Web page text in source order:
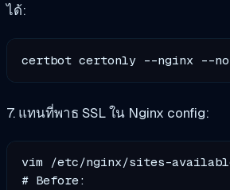
ได้:
certbot certonly --nginx --
7. แทนที่พาธ SSL ใน Nginx config:
vim /etc/nginx/sites-
# Before: